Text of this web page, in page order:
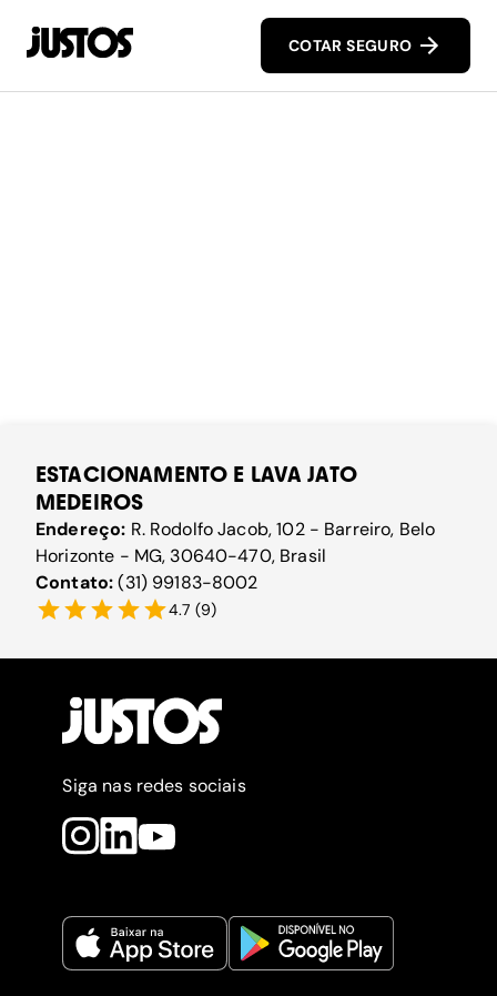
COTAR SEGURO
ESTACIONAMENTO E LAVA JATO
MEDEIROS
Endereço: R. Rodolfo Jacob, 102 - Barreiro, Belo
Horizonte - MG, 30640-470, Brasil
Contato:(31) 99183-8002
4.7 (9)
Siga nas redes sociais